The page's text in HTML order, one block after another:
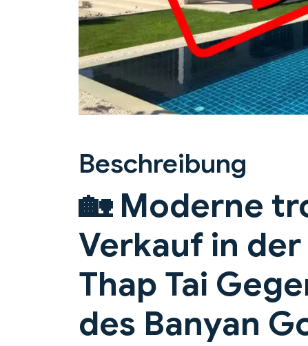
Beschreibung
🏡 Moderne
Verkauf in der
Thap Tai
des Banyan